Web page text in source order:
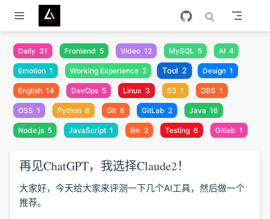
跳至主要內容
Daily 31 Frontend 5 Video 12 MySQL 5 AI 4
Emotion 1 Working Experience 2 Tool 2 Design 1
English 14 DevOps 5 Linux 3 S3 1 OBS 1
OSS 1 Python 8 Git 8 GitLab 2 Java 16
Node.js 5 JavaScript 1 llm 2 Testing 6 Gitlab 1
再见ChatGPT，我选择Claude2！
大家好，今天给大家来评测一下几个AI工具，然后做一个
推荐。